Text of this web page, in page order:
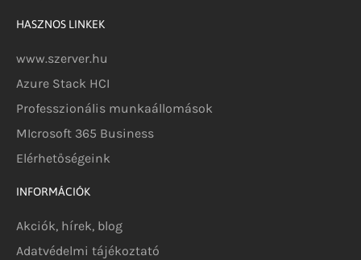
HASZNOS LINKEK
www.szerver.hu
Azure Stack HCI
Professzionális munkaállomások
MIcrosoft 365 Business
Elérhetőségeink
INFORMÁCIÓK
Akciók, hírek, blog
Adatvédelmi tájékoztató